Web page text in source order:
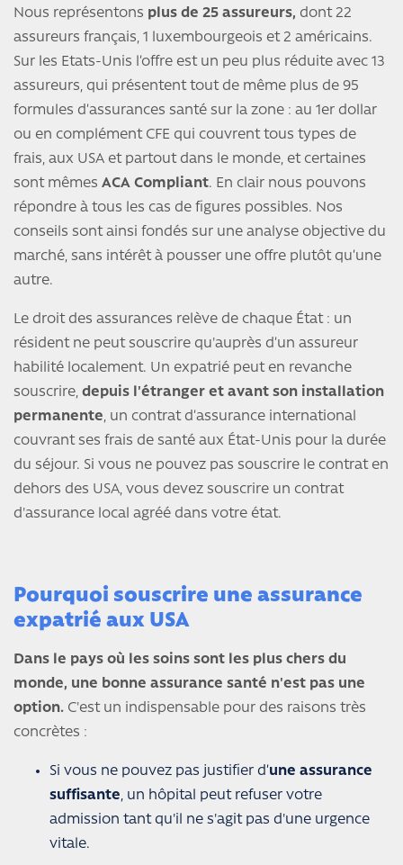
Nous représentons plus de 25 assureurs, dont 22
assureurs français, 1 luxembourgeois et 2 américains.
Sur les Etats-Unis l’offre est un peu plus réduite avec 13
assureurs, qui présentent tout de même plus de 95
formules d’assurances santé sur la zone : au 1er dollar
ou en complément CFE qui couvrent tous types de
frais, aux USA et partout dans le monde, et certaines
sont mêmes ACA Compliant. En clair nous pouvons
répondre à tous les cas de figures possibles. Nos
conseils sont ainsi fondés sur une analyse objective du
marché, sans intérêt à pousser une offre plutôt qu’une
autre.
Le droit des assurances relève de chaque État : un
résident ne peut souscrire qu'auprès d’un assureur
habilité localement. Un expatrié peut en revanche
souscrire, depuis l'étranger et avant son installation
permanente, un contrat d’assurance international
couvrant ses frais de santé aux État-Unis pour la durée
du séjour. Si vous ne pouvez pas souscrire le contrat en
dehors des USA, vous devez souscrire un contrat
d'assurance local agréé dans votre état.
Pourquoi souscrire une assurance
expatrié aux USA
Dans le pays où les soins sont les plus chers du
monde, une bonne assurance santé n'est pas une
option. C'est un indispensable pour des raisons très
concrètes :
Si vous ne pouvez pas justifier d’une assurance
suffisante, un hôpital peut refuser votre
admission tant qu'il ne s'agit pas d'une urgence
vitale.